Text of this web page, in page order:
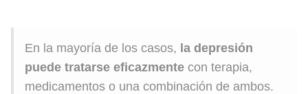
En la mayoría de los casos, la depresión
puede tratarse eficazmente con terapia,
medicamentos o una combinación de ambos.